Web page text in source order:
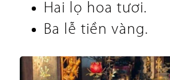
Hai lọ hoa tươi.
Ba lễ tiền vàng.